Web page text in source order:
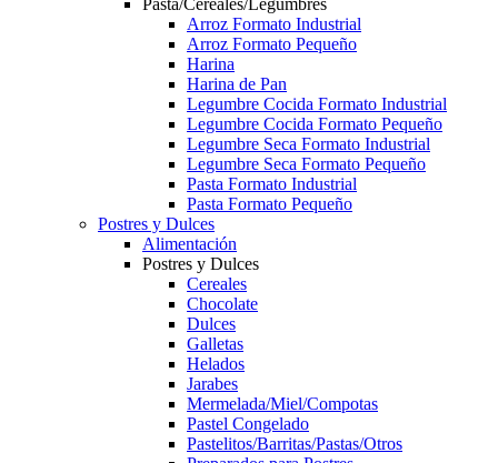
Pasta/Cereales/Legumbres
Arroz Formato Industrial
Arroz Formato Pequeño
Harina
Harina de Pan
Legumbre Cocida Formato Industrial
Legumbre Cocida Formato Pequeño
Legumbre Seca Formato Industrial
Legumbre Seca Formato Pequeño
Pasta Formato Industrial
Pasta Formato Pequeño
Postres y Dulces
Alimentación
Postres y Dulces
Cereales
Chocolate
Dulces
Galletas
Helados
Jarabes
Mermelada/Miel/Compotas
Pastel Congelado
Pastelitos/Barritas/Pastas/Otros